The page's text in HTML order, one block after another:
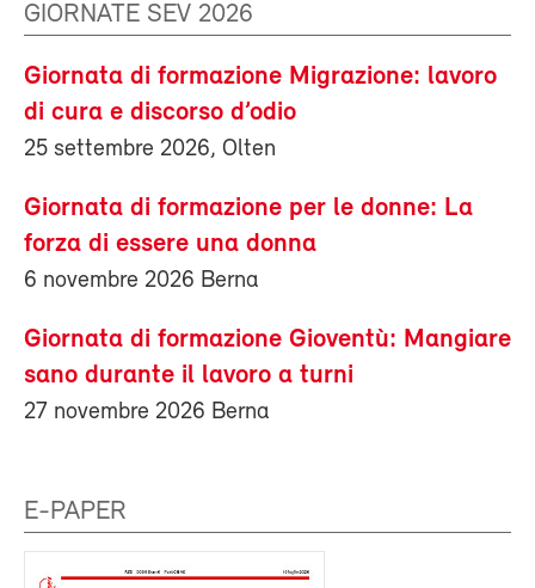
GIORNATE SEV 2026
Giornata di formazione Migrazione: lavoro
di cura e discorso d’odio
25 settembre 2026, Olten
Giornata di formazione per le donne: La
forza di essere una donna
6 novembre 2026 Berna
Giornata di formazione Gioventù: Mangiare
sano durante il lavoro a turni
27 novembre 2026 Berna
E-PAPER